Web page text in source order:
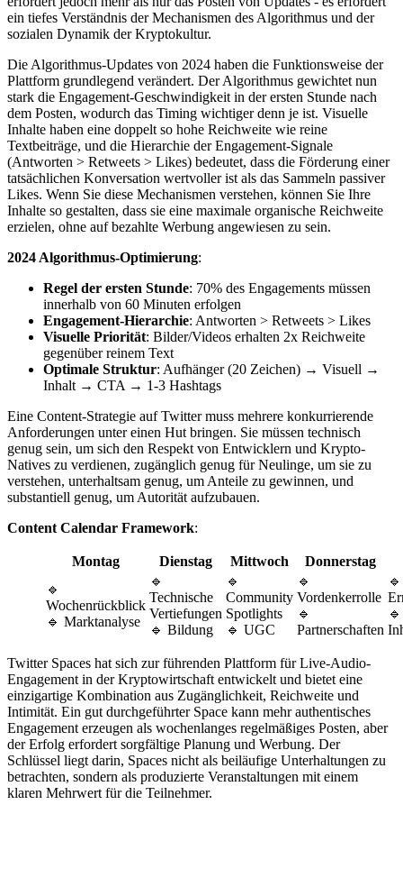
ein tiefes Verständnis der Mechanismen des Algorithmus und der
sozialen Dynamik der Kryptokultur.
Die Algorithmus-Updates von 2024 haben die Funktionsweise der
Plattform grundlegend verändert. Der Algorithmus gewichtet nun
stark die Engagement-Geschwindigkeit in der ersten Stunde nach
dem Posten, wodurch das Timing wichtiger denn je ist. Visuelle
Inhalte haben eine doppelt so hohe Reichweite wie reine
Textbeiträge, und die Hierarchie der Engagement-Signale
(Antworten > Retweets > Likes) bedeutet, dass die Förderung einer
tatsächlichen Konversation wertvoller ist als das Sammeln passiver
Likes. Wenn Sie diese Mechanismen verstehen, können Sie Ihre
Inhalte so gestalten, dass sie eine maximale organische Reichweite
erzielen, ohne auf bezahlte Werbung angewiesen zu sein.
2024 Algorithmus-Optimierung:
Regel der ersten Stunde: 70% des Engagements müssen
innerhalb von 60 Minuten erfolgen
Engagement-Hierarchie: Antworten > Retweets > Likes
Visuelle Priorität: Bilder/Videos erhalten 2x Reichweite
gegenüber reinem Text
Optimale Struktur: Aufhänger (20 Zeichen) → Visuell →
Inhalt → CTA → 1-3 Hashtags
Eine Content-Strategie auf Twitter muss mehrere konkurrierende
Anforderungen unter einen Hut bringen. Sie müssen technisch
genug sein, um sich den Respekt von Entwicklern und Krypto-
Natives zu verdienen, zugänglich genug für Neulinge, um sie zu
verstehen, unterhaltsam genug, um Anteile zu gewinnen, und
substantiell genug, um Autorität aufzubauen.
Content Calendar Framework:
Montag Dienstag Mittwoch
Donnerstag
🔹
Wochenrückblick
🔹 Marktanalyse
🔹
Technische
Vertiefungen
🔹 Bildung
🔹
Community
Spotlights
🔹 UGC
🔹
Vordenkerrolle
🔹
Partnerschaften
🔹
Twitter Spaces hat sich zur führenden Plattform für Live-Audio-
Engagement in der Kryptowirtschaft entwickelt und bietet eine
einzigartige Kombination aus Zugänglichkeit, Reichweite und
Intimität. Ein gut durchgeführter Space kann mehr authentisches
Engagement erzeugen als wochenlanges regelmäßiges Posten, aber
der Erfolg erfordert sorgfältige Planung und Werbung. Der
Schlüssel liegt darin, Spaces nicht als beiläufige Unterhaltungen zu
betrachten, sondern als produzierte Veranstaltungen mit einem
klaren Mehrwert für die Teilnehmer.